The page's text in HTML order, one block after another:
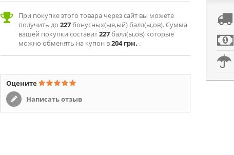
При покупке этого товара через сайт вы можете
получить до 227бонусных(ые,ый) балл(ы,ов). Сумма
вашей покупки составит227балл(ы,ов) которые
можно обменять на купон в204 грн. .
Оцените
Написать отзыв